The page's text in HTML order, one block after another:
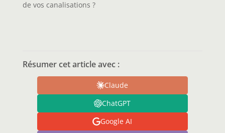
de vos canalisations ?
Résumer cet article avec :
Claude
ChatGPT
Google AI